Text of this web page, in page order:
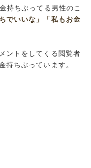
持ちぶってる男性のこ
でいいな」
「私もお金
ントをしてくる閲覧者
持ちぶっています。